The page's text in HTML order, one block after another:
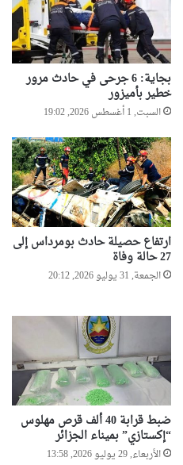
بجاية: 6 جرحى في حادث مرور
خطير بأميزور
السبت, 1 أغسطس 2026, 19:02
ارتفاع حصيلة حادث بومرداس إلى
27 حالة وفاة
الجمعة, 31 يوليو 2026, 20:12
ضبط قرابة 40 ألف قرص مهلوس
“إكستازي” بميناء الجزائر
الأربعاء, 29 يوليو 2026, 13:58